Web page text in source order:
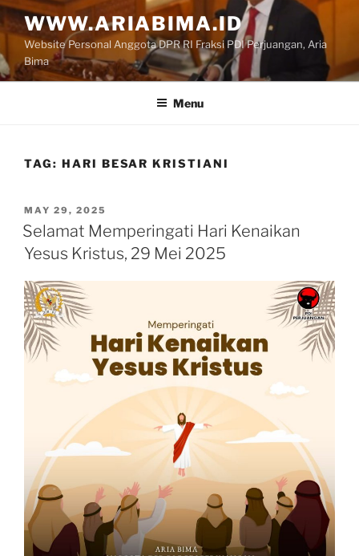
Skip
to
content
WWW.ARIABIMA.ID
Website Personal Anggota DPR RI Fraksi PDI Perjuangan, Aria
Bima
Menu
TAG: HARI BESAR KRISTIANI
POSTED
ON
MAY 29, 2025
Selamat Memperingati Hari Kenaikan
Yesus Kristus, 29 Mei 2025